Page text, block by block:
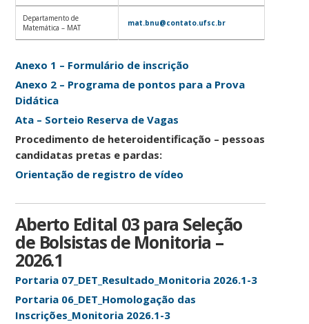
Departamento de
Matemática – MAT
mat.bnu@contato.ufsc.br
Anexo 1 – Formulário de inscrição
Anexo 2 – Programa de pontos para a Prova
Didática
Ata – Sorteio Reserva de Vagas
Procedimento de heteroidentificação – pessoas
candidatas pretas e pardas:
Orientação de registro de vídeo
Aberto Edital 03 para Seleção
de Bolsistas de Monitoria –
2026.1
Portaria 07_DET_Resultado_Monitoria 2026.1-3
Portaria 06_DET_Homologação das
Inscrições_Monitoria 2026.1-3